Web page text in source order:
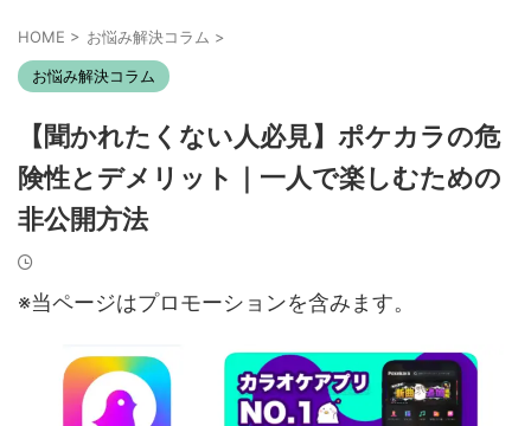
HOME > お悩み解決コラム >
お悩み解決コラム
【聞かれたくない人必見】ポケカラの危
険性とデメリット｜一人で楽しむための
非公開方法
※当ページはプロモーションを含みます。